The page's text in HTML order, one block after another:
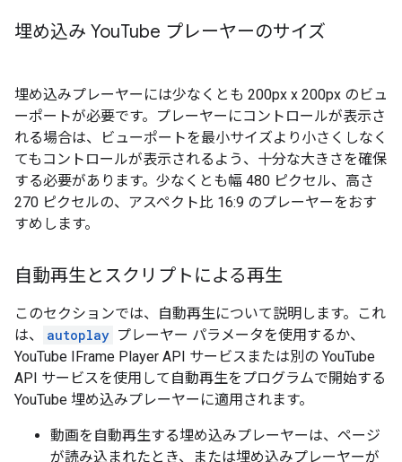
埋め込み YouTube プレーヤーのサイズ
埋め込みプレーヤーには少なくとも 200px x 200px のビュ
ーポートが必要です。プレーヤーにコントロールが表示さ
れる場合は、ビューポートを最小サイズより小さくしなく
てもコントロールが表示されるよう、十分な大きさを確保
する必要があります。少なくとも幅 480 ピクセル、高さ
270 ピクセルの、アスペクト比 16:9 のプレーヤーをおす
すめします。
自動再生とスクリプトによる再生
このセクションでは、自動再生について説明します。これ
は、
autoplay プレーヤー パラメータを使用するか、
YouTube IFrame Player API サービスまたは別の YouTube
API サービスを使用して自動再生をプログラムで開始する
YouTube 埋め込みプレーヤーに適用されます。
動画を自動再生する埋め込みプレーヤーは、ページ
が読み込まれたとき、または埋め込みプレーヤーが